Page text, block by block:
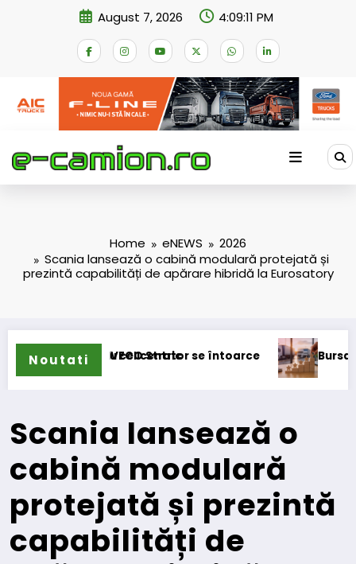
August 7, 2026 4:09:12 PM
Home eNEWS
2026
Scania lansează o cabină modulară protejată și
prezintă capabilități de apărare hibridă la Eurosatory
Noutati
cellcentricStrator se întoarce BursaTransport/
Scania lansează o
cabină modulară
protejată și prezintă
capabilități de